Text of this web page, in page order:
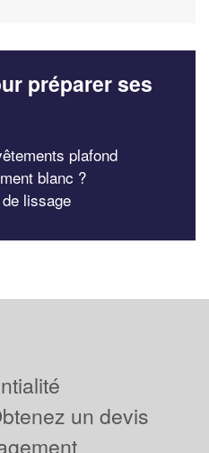
préparer ses
plafond
blanc ?
lissage
un devis